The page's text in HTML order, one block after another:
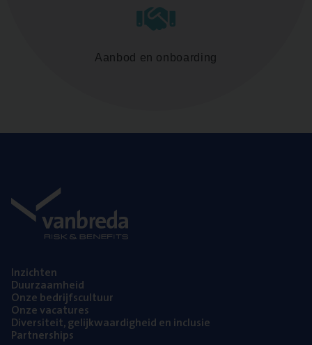
Aanbod en onboarding
Inzich­ten
Duur­zaam­heid
Onze bedrijfs­cul­tuur
Onze vaca­tu­res
Diver­si­teit, gelijk­waar­dig­heid en inclusie
Part­ner­ships